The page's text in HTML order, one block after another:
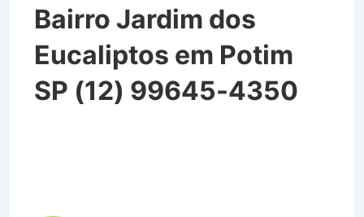
Bairro Jardim dos
Eucaliptos em Potim
SP (12) 99645-4350